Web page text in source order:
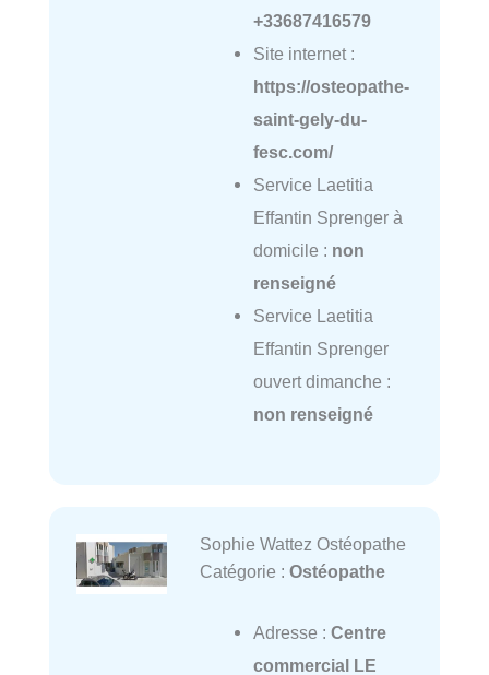
+33687416579
Site internet :
https://osteopathe-
saint-gely-du-
fesc.com/
Service Laetitia
Effantin Sprenger à
domicile : non
renseigné
Service Laetitia
Effantin Sprenger
ouvert dimanche :
non renseigné
Sophie Wattez Ostéopathe
Catégorie : Ostéopathe
Adresse : Centre
commercial LE